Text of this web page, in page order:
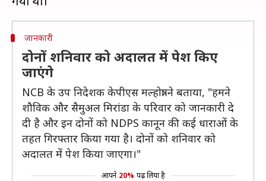
जानकारी
दोनों शनिवार को अदालत में पेश किए
जाएंगे
NCB के उप निदेशक केपीएस मल्होत्रा ने बताया, "हमने
शौविक और सैमुअल मिरांडा के परिवार को जानकारी दे
दी है और इन दोनों को NDPS कानून की कई धाराओं के
तहत गिरफ्तार किया गया है। दोनों को शनिवार को
अदालत में पेश किया जाएगा।"
आपने 20% पढ़ लिया है